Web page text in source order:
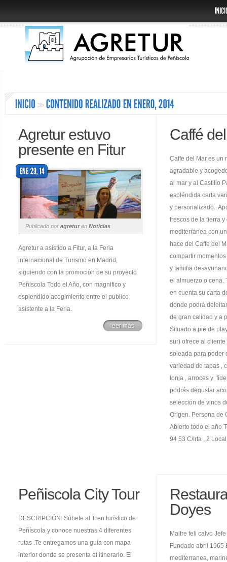
Agretur estuvo
presente en Fitur
Publicado por agreturen Noticias
Agretur a asistido a Fitur, a la Feria
internacional de Turismo en Madrid,
siguiendo con la promoción de su proyecto
Peñiscola Todo el Año, con magnifico y
esplendido acogimiento entre el publico
asistente a la Feria.
leer más
Caffé
Caffe del Mar es un
agradable y
al mar y al Castillo
espléndida carta
y personalizado..
frescos de la tierra
mediterránea con
hace del Caffe del
compartir
y familia
el almuerzo o cena.
en cuenta su carta
donde podrá
de gran calidad y a
Situado a pie de
sur) ofrece al
soleada para poder
variedad de tapas ,
lonja , arroces y
podrás degustar
selección de vinos
Origen. Persona de
Abierto todo el año
94 53 C/Irta , 2
Peñiscola City Tour
DESCRIPCIÓN: Súbete al Tren turístico de
Peñíscola y conoce nuestras 4 diferentes
rutas .Te entregamos una guía con mapa
interior donde se presenta el itinerario. El
Doyes
Maitre feli calvo
Fundado abril 1965
mediterranea,